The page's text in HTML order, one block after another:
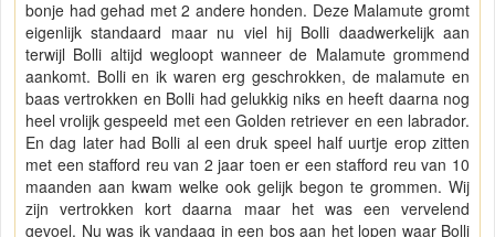
bonje had gehad met 2 andere honden. Deze Malamute gromt
eigenlijk standaard maar nu viel hij Bolli daadwerkelijk aan
terwijl Bolli altijd wegloopt wanneer de Malamute grommend
aankomt. Bolli en ik waren erg geschrokken, de malamute en
baas vertrokken en Bolli had gelukkig niks en heeft daarna nog
heel vrolijk gespeeld met een Golden retriever en een labrador.
En dag later had Bolli al een druk speel half uurtje erop zitten
met een stafford reu van 2 jaar toen er een stafford reu van 10
maanden aan kwam welke ook gelijk begon te grommen. Wij
zijn vertrokken kort daarna maar het was een vervelend
gevoel. Nu was ik vandaag in een bos aan het lopen waar Bolli